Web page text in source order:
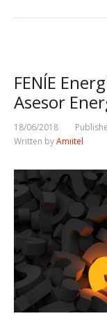
FENÍE
Asesor
18/06/2018
Written byAmiitel